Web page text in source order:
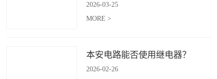
2026-03-25
MORE >
本安电路能否使用继电器？
2026-02-26